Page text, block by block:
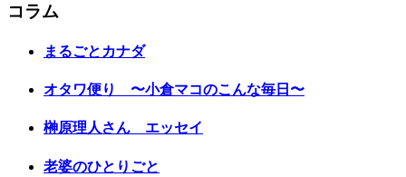
コラム
まるごとカナダ
オタワ便り 〜小倉マコのこんな毎日〜
榊原理人さん エッセイ
老婆のひとりごと